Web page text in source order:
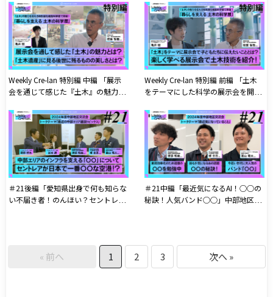
LAND協賛企業関東地区交流会公開
収録
開催した『土木の科学展』について
科学館職員の方と対談!
Weekly Cre-lan 特別編 中編 「展示
会を通じて感じた『土木』の魅力と
の科学展』について科学館職員の方
Weekly Cre-lan 特別編 前編 「土木
をテーマにした科学の展示会を開
科学展』について科学館職員の方と
対談!
＃21後編「愛知県出身で何も知らな
い不届き者！のんほい？セントレ
＃21中編「最近気になるAI！○○の
秘訣！人気バンド○○」中部地区交
« 前へ 1 2 3 次へ »